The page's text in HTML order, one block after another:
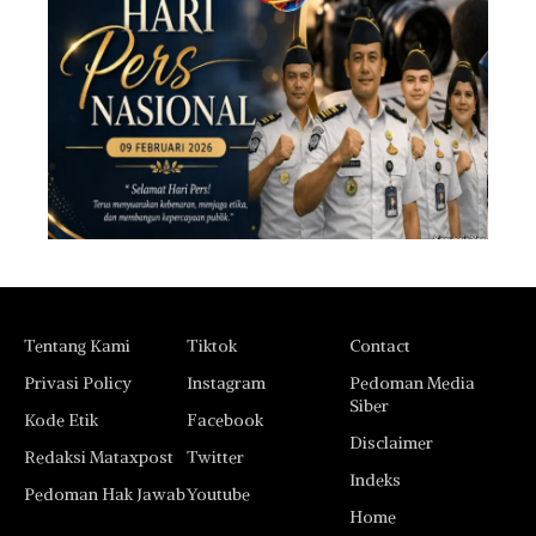
Tentang Kami
Privasi Policy
Kode Etik
Redaksi Mataxpost
Pedoman Hak Jawab
Tiktok
Instagram
Facebook
Twitter
Youtube
Contact
Pedoman Media
Siber
Disclaimer
Indeks
Home